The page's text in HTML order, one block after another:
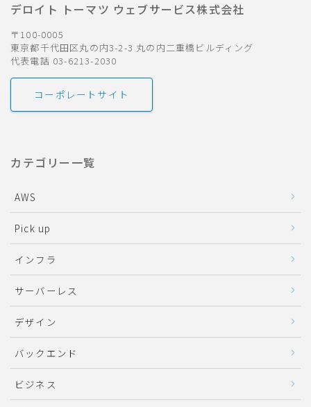
デロイト トーマツ ウェブサービス株式会社
〒100-0005
東京都千代田区丸の内3-2-3 丸の内二重橋ビルディング
代表電話 03-6213-2030
コーポレートサイト
カテゴリー一覧
AWS
Pick up
インフラ
サーバーレス
デザイン
バックエンド
ビジネス